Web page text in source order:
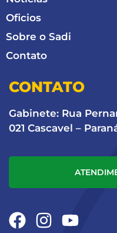
Oficios
Sobre o Sadi
Contato
CONTATO
Gabinete: Rua
021 Cascavel –